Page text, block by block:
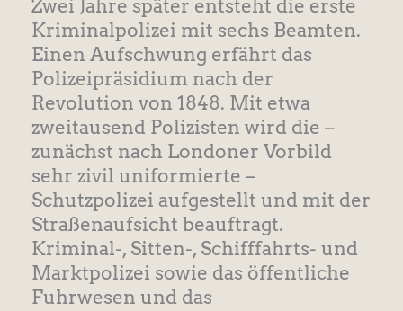
Zwei Jahre später entsteht die erste
Kriminalpolizei mit sechs Beamten.
Einen Aufschwung erfährt das
Polizeipräsidium nach der
Revolution von 1848. Mit etwa
zweitausend Polizisten wird die –
zunächst nach Londoner Vorbild
sehr zivil uniformierte –
Schutzpolizei aufgestellt und mit der
Straßenaufsicht beauftragt.
Kriminal-, Sitten-, Schifffahrts- und
Marktpolizei sowie das öffentliche
Fuhrwesen und das